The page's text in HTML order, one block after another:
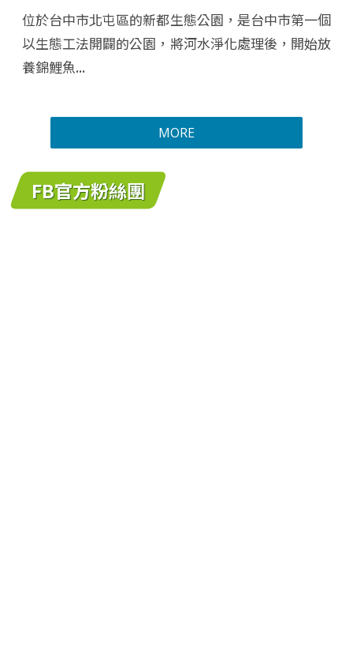
位於台中市北屯區的新都生態公園，是台中市第一個
以生態工法開闢的公園，將河水淨化處理後，開始放
養錦鯉魚...
MORE
FB官方粉絲團